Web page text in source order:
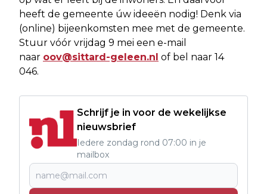
heeft de gemeente úw ideeën nodig! Denk via
(online) bijeenkomsten mee met de gemeente.
Stuur vóór vrijdag 9 mei een e-mail
naar oov@sittard-geleen.nl of bel naar 14
046.
Schrijf je in voor de wekelijkse
nieuwsbrief
Iedere zondag rond 07:00 in je
mailbox